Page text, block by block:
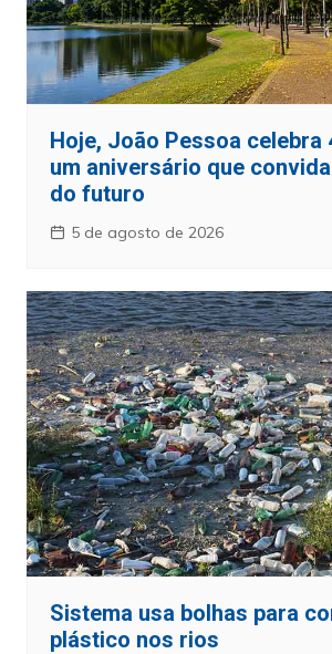
Hoje, João Pessoa celebra
um aniversário que
do futuro
5 de agosto de 2026
Sistema usa bolhas para
plástico nos rios